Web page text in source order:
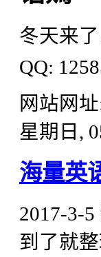
冬天来
QQ:
网站网
星期日,
海量英
2017-3-
到了就